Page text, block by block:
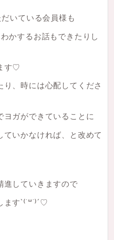
いている会員様も
かするお話もできたりし
す♡
、時には心配してくださ
ヨガができていることに
ていかなければ、と改めて
進していきますので
ます`⁽˙꒳˙⁾´♡